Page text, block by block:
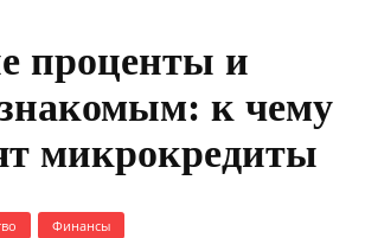
проценты и
к чему
микрокредиты
Финансы